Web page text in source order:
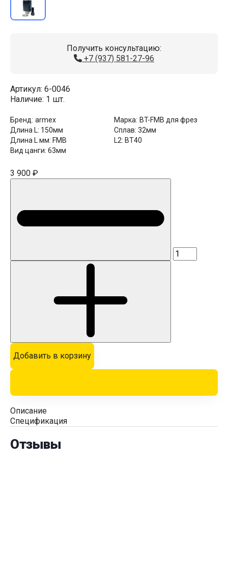
Получить консультацию:
+7 (937) 581-27-96
Артикул: 6-0046
Наличие: 1 шт.
Бренд: armex Марка: BT-FMB для фрез
Длина L: 150мм Сплав: 32мм
Длина L мм: FMB L2: BT40
Вид цанги: 63мм
3 900 ₽
Добавить в корзину
Описание
Спецификация
Отзывы